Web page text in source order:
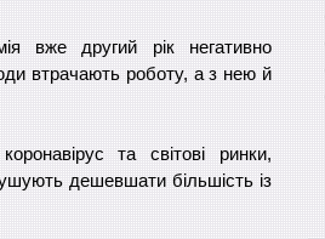
вже другий рік негативно
втрачають роботу, а з нею й
та світові ринки,
дешевшати більшість із